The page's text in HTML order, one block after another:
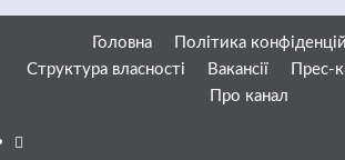
Головна
Політика
Структура власності
Вакансії Прес-
Про канал
Facebook